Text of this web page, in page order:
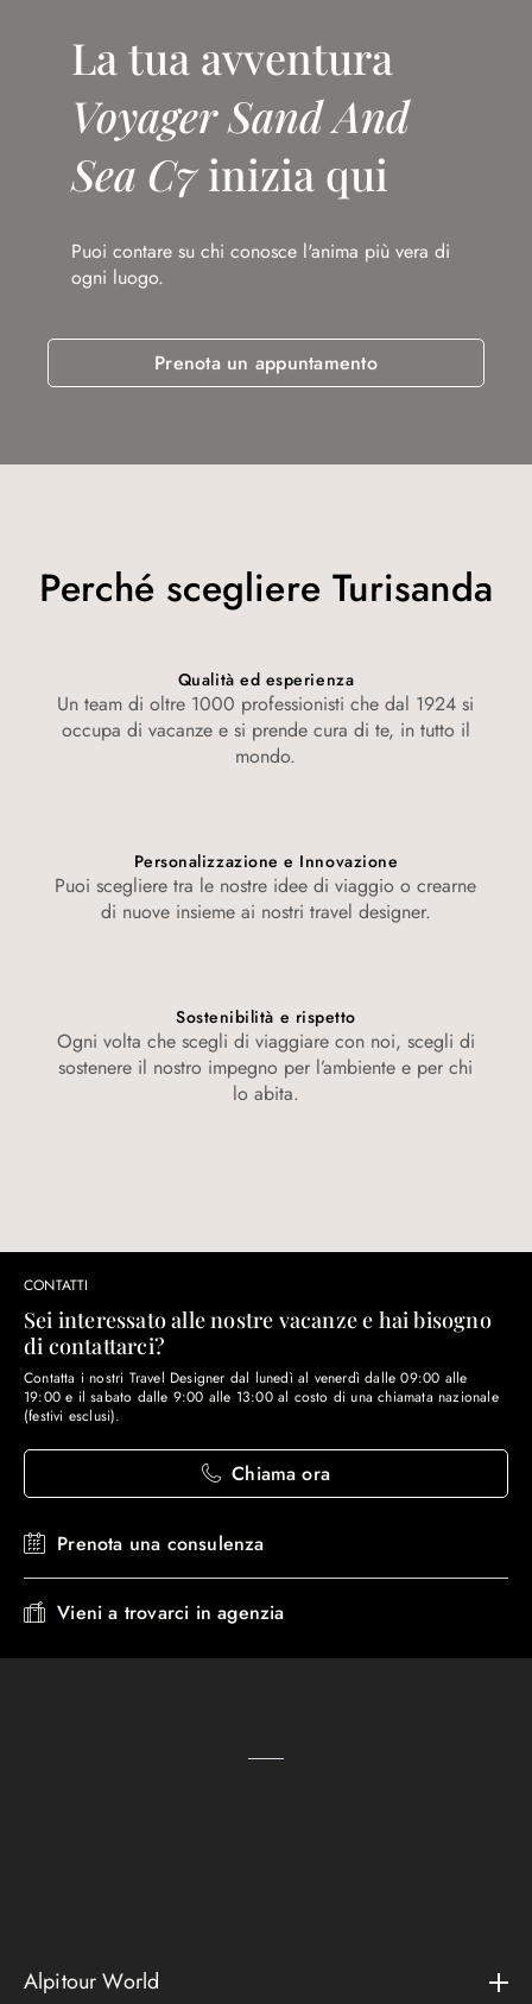
La tua avventura
Voyager Sand And
Sea C7inizia qui
Puoi contare su chi conosce l'anima più vera di
ogni luogo.
Prenota un appuntamento
Perché scegliere Turisanda
Qualità ed esperienza
Un team di oltre 1000 professionisti che dal 1924 si
occupa di vacanze e si prende cura di te, in tutto il
mondo.
Personalizzazione e Innovazione
Puoi scegliere tra le nostre idee di viaggio o crearne
di nuove insieme ai nostri travel designer.
Sostenibilità e rispetto
Ogni volta che scegli di viaggiare con noi, scegli di
sostenere il nostro impegno per l’ambiente e per chi
lo abita.
CONTATTI
Sei interessato alle nostre vacanze e hai bisogno
di contattarci?
Contatta i nostri Travel Designer dal lunedì al venerdì dalle 09:00 alle
19:00 e il sabato dalle 9:00 alle 13:00 al costo di una chiamata nazionale
(festivi esclusi).
Chiama ora
Prenota una consulenza
Vieni a trovarci in agenzia
Alpitour World